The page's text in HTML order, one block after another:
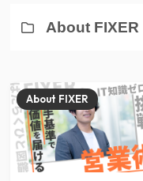
About FIXER
About FIXER